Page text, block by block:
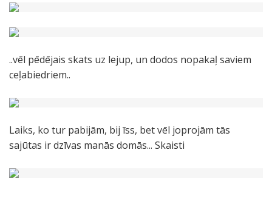
..vēl pēdējais skats uz lejup, un dodos nopakaļ saviem
ceļabiedriem..
Laiks, ko tur pabijām, bij īss, bet vēl joprojām tās
sajūtas ir dzīvas manās domās... Skaisti